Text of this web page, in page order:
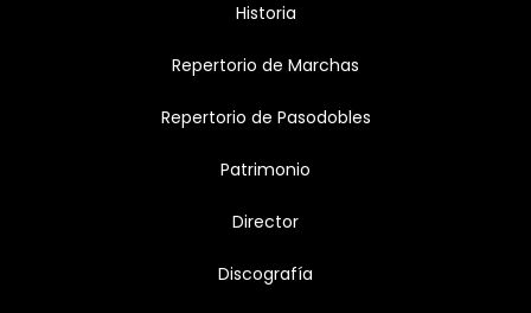
Historia
Repertorio de Marchas
Repertorio de Pasodobles
Patrimonio
Director
Discografía